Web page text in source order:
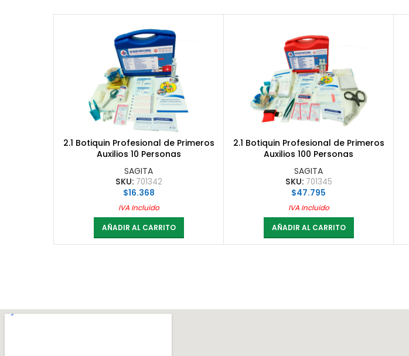
2.1 Botiquin Profesional de Primeros
Auxilios 10 Personas
SAGITA
SKU: 701342
$16.368
IVA Incluido
AÑADIR AL CARRITO
2.1 Botiquin Profesional de Primeros
Auxilios 100 Personas
SAGITA
SKU: 701345
$47.795
IVA Incluido
AÑADIR AL CARRITO